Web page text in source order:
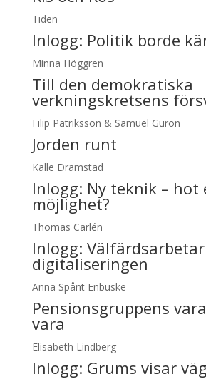
Tiden
Inlogg: Politik borde
Minna Höggren
Till den demokratiska
verkningskretsens
Filip Patriksson & Samuel Guron
Jorden runt
Kalle Dramstad
Inlogg: Ny teknik – hot
möjlighet?
Thomas Carlén
Inlogg:
digitaliseringen
Anna Spånt Enbuske
Pensionsgruppens
vara
Elisabeth Lindberg
Inlogg: Grums visar